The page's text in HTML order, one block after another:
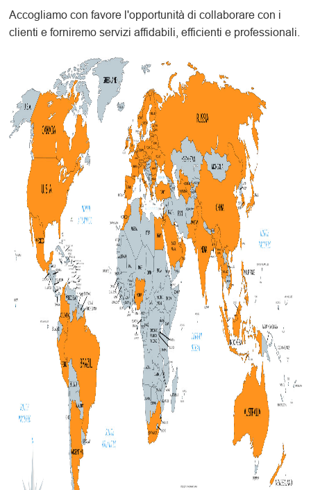
Accogliamo con favore l'opportunità di collaborare con i
clienti e forniremo servizi affidabili, efficienti e professionali.